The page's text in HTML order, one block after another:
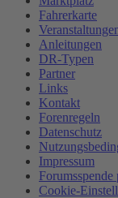
Fahrerkarte
Anleitungen
DR-Typen
Partner
Links
Kontakt
Forenregeln
Datenschutz
Impressum
Forumsspende
Cookie-